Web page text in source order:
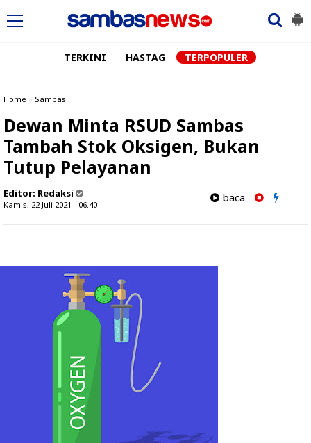
TERKINI HASTAG TERPOPULER
Home » Sambas
Dewan Minta RSUD Sambas
Tambah Stok Oksigen, Bukan
Tutup Pelayanan
Editor: Redaksi
Kamis, 22 Juli 2021 - 06.40
baca